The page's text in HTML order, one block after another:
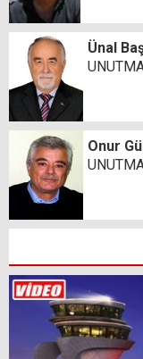
Ünal
Onur